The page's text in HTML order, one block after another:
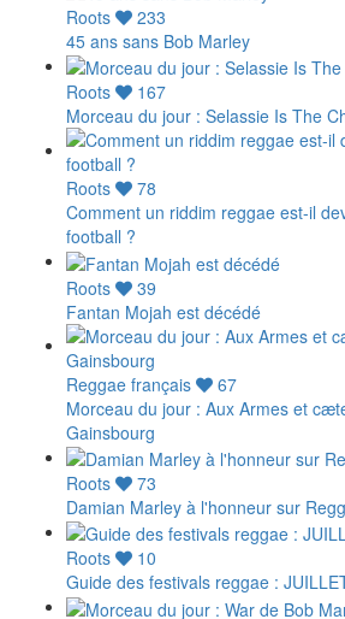
Roots
233
45 ans sans Bob Marley
Roots
167
Morceau du jour : Selassie Is The
Roots
78
Comment un riddim reggae est-il
football ?
Roots
39
Fantan Mojah est décédé
Reggae français
67
Morceau du jour : Aux Armes et
Gainsbourg
Roots
73
Damian Marley à l'honneur sur
Roots
10
Guide des festivals reggae :